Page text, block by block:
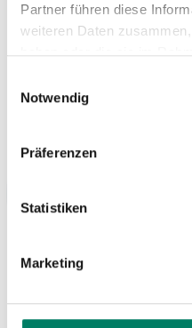
Partner führen diese
weiteren Daten
Notwendig
Präferenzen
Statistiken
Marketing